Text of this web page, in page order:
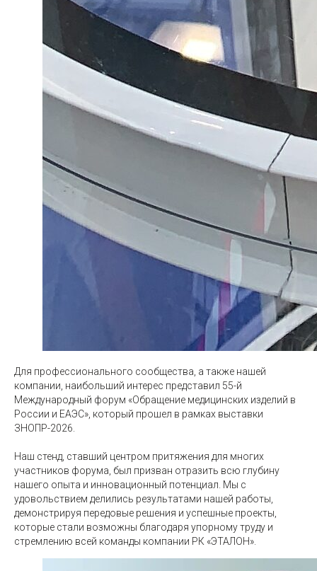
Для профессионального сообщества, а также нашей
компании, наибольший интерес представил 55-й
Международный форум «Обращение медицинских изделий в
России и ЕАЭС», который прошел в рамках выставки
ЗНОПР-2026.
Наш стенд, ставший центром притяжения для многих
участников форума, был призван отразить всю глубину
нашего опыта и инновационный потенциал. Мы с
удовольствием делились результатами нашей работы,
демонстрируя передовые решения и успешные проекты,
которые стали возможны благодаря упорному труду и
стремлению всей команды компании РК «ЭТАЛОН».